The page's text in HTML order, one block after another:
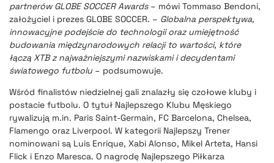
partnerów GLOBE SOCCER Awards– mówi Tommaso Bendoni,
założyciel i prezes GLOBE SOCCER. – Globalna perspektywa,
innowacyjne podejście do technologii oraz umiejętność
budowania międzynarodowych relacji to wartości, które
łączą XTB z najważniejszymi nazwiskami i decydentami
światowego futbolu – podsumowuje.
Wśród finalistów niedzielnej gali znalazły się czołowe kluby i
postacie futbolu. O tytuł Najlepszego Klubu Męskiego
rywalizują m.in. Paris Saint-Germain, FC Barcelona, Chelsea,
Flamengo oraz Liverpool. W kategorii Najlepszy Trener
nominowani są Luis Enrique, Xabi Alonso, Mikel Arteta, Hansi
Flick i Enzo Maresca. O nagrodę Najlepszego Piłkarza